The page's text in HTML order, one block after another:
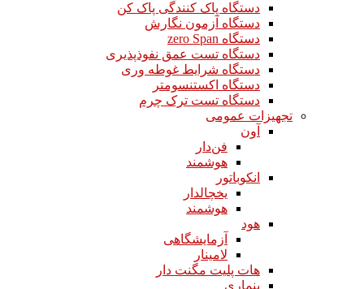
دستگاه پاک کنندگی پاک کن
دستگاه آزمون نگارش
دستگاه zero Span
دستگاه تست عمق نفوذپذیری
دستگاه شرایط غوطه وری
دستگاه اکستنسومتر
دستگاه تست ترک چرم
تجهیزات عمومی
آون
فن‌دار
هوشمند
انکوباتور
یخچالدار
هوشمند
هود
آزمایشگاهی
لامینار​​​​​​​
هات پلیت مگنت دار​​​​​​​
بنماری